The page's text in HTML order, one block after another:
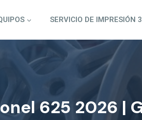
SERVICIO DE IMPRESIÓN
625 2026 |